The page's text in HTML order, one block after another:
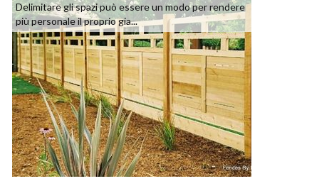
Delimitare gli spazi può essere un modo per rendere
più personale il proprio gia...